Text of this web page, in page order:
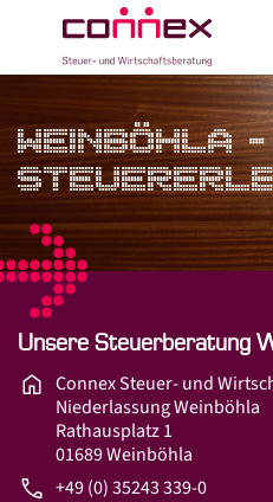
Suche
Über Connex
Unser Experten­-Team
Connex als Arbeit­geber
Branchen­expertise
Kooperationen
Qualitäts­management
Engagement
Wachstum
WEINBÖHLA
Unsere Steuerberatung
Connex Steuer- und
Niederlassung Weinböhla
Rathausplatz 1
01689 Weinböhla
+49 (0) 35243 339-0